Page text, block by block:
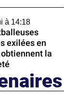
à 14:18
exilées en
la